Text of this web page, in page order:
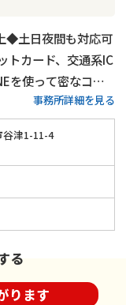
◆土日夜間も対応可
カード、交通系IC
を使って密なコミ
可能◆津田沼駅南口
事務所詳細を見る
津1-11-4
る
ります